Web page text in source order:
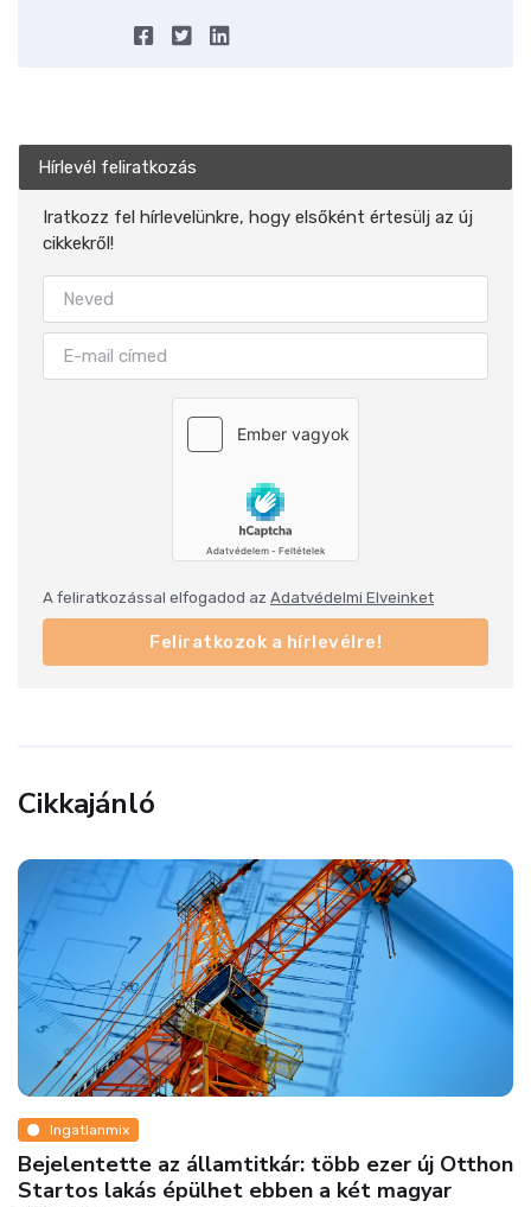
Hírlevél feliratkozás
Iratkozz fel hírlevelünkre, hogy elsőként értesülj az új
cikkekről!
A feliratkozással elfogadod az Adatvédelmi Elveinket
Feliratkozok a hírlevélre!
Cikkajánló
államtitkár: több ezer új Otthon
ebben a két magyar
Belső